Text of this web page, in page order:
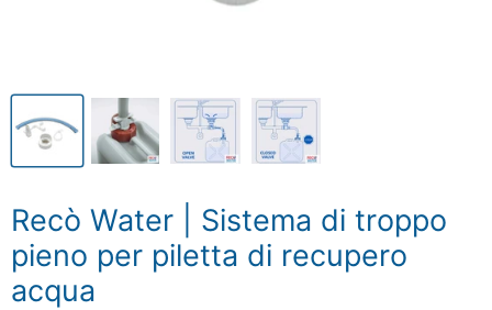
Recò Water | Sistema di troppo
pieno per piletta di recupero
acqua